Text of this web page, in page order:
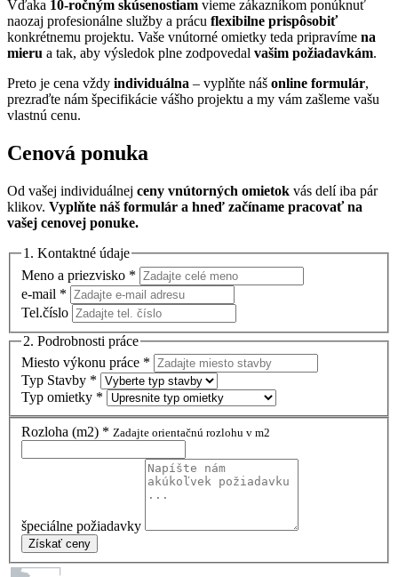
Vďaka 10-ročným skúsenostiam vieme zákazníkom ponúknuť
naozaj profesionálne služby a prácu flexibilne prispôsobiť
konkrétnemu projektu. Vaše vnútorné omietky teda pripravíme na
mieru a tak, aby výsledok plne zodpovedal vašim požiadavkám.
Preto je cena vždy individuálna – vyplňte náš online formulár,
prezraďte nám špecifikácie vášho projektu a my vám zašleme vašu
vlastnú cenu.
Cenová ponuka
Od vašej individuálnej ceny vnútorných omietok vás delí iba pár
klikov. Vyplňte náš formulár a hneď začíname pracovať na
vašej cenovej ponuke.
1. Kontaktné údaje
Meno a priezvisko *
e-mail *
Tel.číslo
2. Podrobnosti práce
Miesto výkonu práce *
Typ Stavby *
Typ omietky *
Rozloha (m2) * Zadajte orientačnú rozlohu v m2
špeciálne požiadavky
Získať ceny